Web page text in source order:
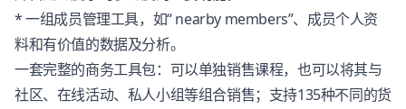
* 一组成员管理工具，如“ nearby members”、成员个人资
料和有价值的数据及分析。
一套完整的商务工具包：可以单独销售课程，也可以将其与
社区、在线活动、私人小组等组合销售；支持135种不同的货